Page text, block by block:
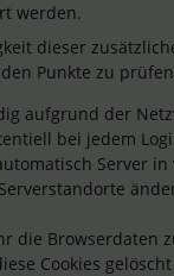
werden.
dieser
Punkte zu
aufgrund der
bei jedem
Server
die Browserdaten
Cookies